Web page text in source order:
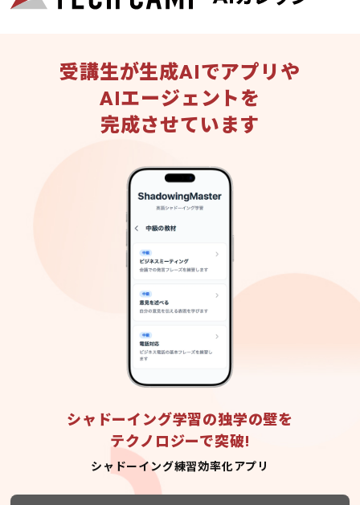
受講生が生成AIでアプリや
AIエージェントを
完成させています
シャドーイング学習の独学の壁を
テクノロジーで突破!
シャドーイング練習効率化アプリ